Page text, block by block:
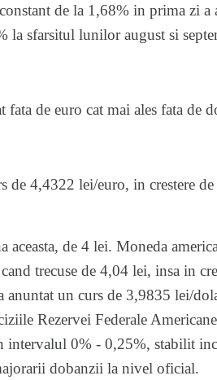
de la 1,68% in prima zi
la sfarsitul lunilor august si
fata de euro cat mai ales fata de
de 4,4322 lei/euro, in crestere
de 4 lei. Moneda
trecuse de 4,04 lei, insa in
un curs de 3,9835 lei/
Rezervei Federale
intervalul 0% - 0,25%, stabilit
dobanzii la nivel oficial.